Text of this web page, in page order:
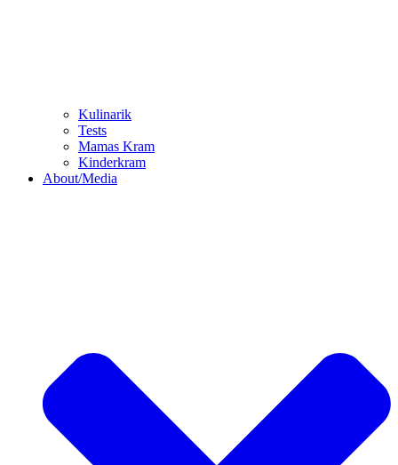
Kulinarik
Tests
Mamas Kram
Kinderkram
About/Media